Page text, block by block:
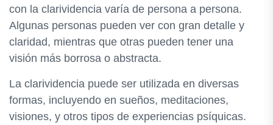
con la clarividencia varía de persona a persona.
Algunas personas pueden ver con gran detalle y
claridad, mientras que otras pueden tener una
visión más borrosa o abstracta.
La clarividencia puede ser utilizada en diversas
formas, incluyendo en sueños, meditaciones,
visiones, y otros tipos de experiencias psíquicas.